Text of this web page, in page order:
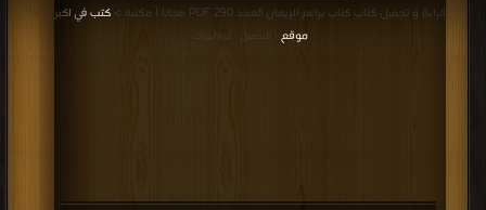
قراءة و تحميل كتاب كتاب براعم الإيمان العدد 290 PDF مجانا | مكتبة >
كتب في اكبر
موقع
| التحميل : مرة/مرات